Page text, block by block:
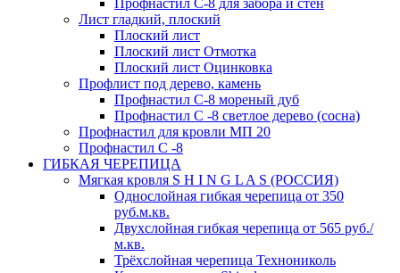
Профнастил С-8 для забора и стен
Лист гладкий, плоский
Плоский лист
Плоский лист Отмотка
Плоский лист Оцинковка
Профлист под дерево, камень
Профнастил С-8 мореный дуб
Профнастил С -8 светлое дерево (сосна)
Профнастил для кровли МП 20
Профнастил С -8
ГИБКАЯ ЧЕРЕПИЦА
Мягкая кровля S H I N G L A S (РОССИЯ)
Однослойная гибкая черепица от 350
руб.м.кв.
Двухслойная гибкая черепица от 565 руб./
м.кв.
Трёхслойная черепица Технониколь